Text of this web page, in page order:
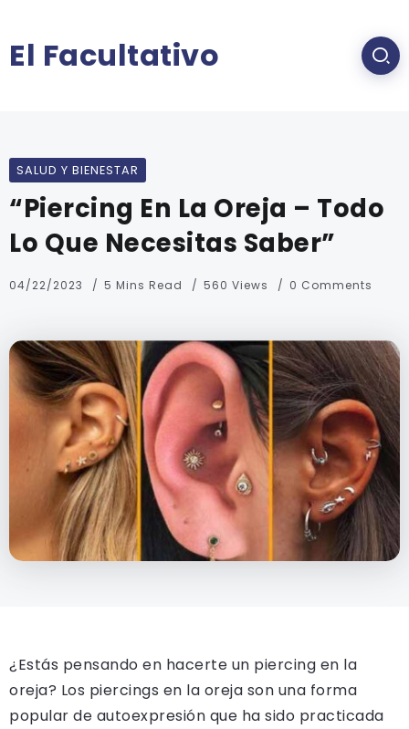
El Facultativo
SALUD Y BIENESTAR
“Piercing En La Oreja – Todo
Lo Que Necesitas Saber”
04/22/2023 5 Mins Read 560 Views 0 Comments
¿Estás pensando en hacerte un piercing en la
oreja? Los piercings en la oreja son una forma
popular de autoexpresión que ha sido practicada